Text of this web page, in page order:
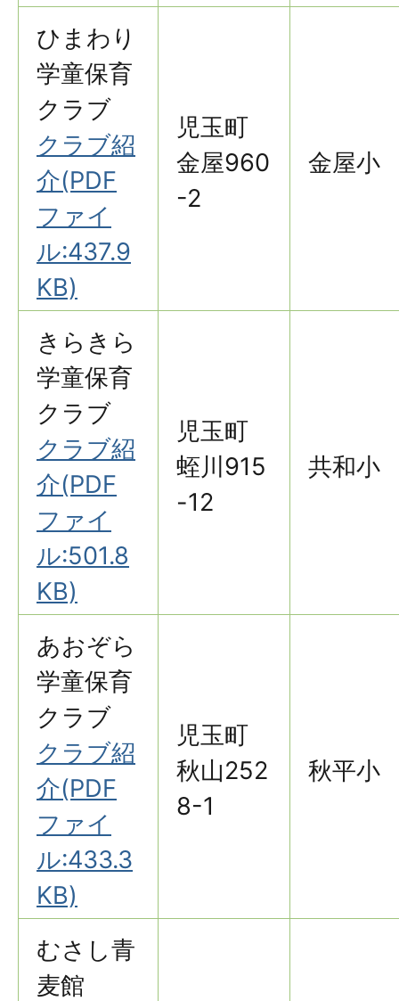
ひまわり
学童保育
クラブ
クラブ紹
介(PDF
ファイ
ル:437.9
KB)
児玉町
金屋960
-2
金屋小
きらきら
学童保育
クラブ
クラブ紹
介(PDF
ファイ
ル:501.8
KB)
児玉町
蛭川915
-12
共和小
あおぞら
学童保育
クラブ
クラブ紹
介(PDF
ファイ
ル:433.3
KB)
児玉町
秋山252
8-1
秋平小
むさし青
麦館